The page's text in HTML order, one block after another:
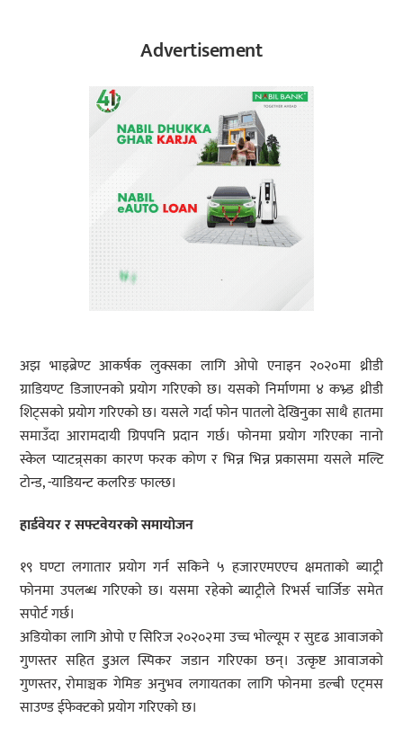
Advertisement
अझ भाइब्रेण्ट आकर्षक लुक्सका लागि ओपो एनाइन २०२०मा थ्रीडी
ग्राडियण्ट डिजाएनको प्रयोग गरिएको छ। यसको निर्माणमा ४ कभ्र्ड थ्रीडी
शिट्सको प्रयोग गरिएको छ। यसले गर्दा फोन पातलो देखिनुका साथै हातमा
समाउँदा आरामदायी ग्रिपपनि प्रदान गर्छ। फोनमा प्रयोग गरिएका नानो
स्केल प्याटन्र्सका कारण फरक कोण र भिन्न भिन्न प्रकासमा यसले मल्टि
टोन्ड, -याडियन्ट कलरिङ फाल्छ।
हार्डवेयर र सफ्टवेयरको समायोजन
१९ घण्टा लगातार प्रयोग गर्न सकिने ५ हजारएमएएच क्षमताको ब्याट्री
फोनमा उपलब्ध गरिएको छ। यसमा रहेको ब्याट्रीले रिभर्स चार्जिङ समेत
सपोर्ट गर्छ।
अडियोका लागि ओपो ए सिरिज २०२०२मा उच्च भोल्यूम र सुदृढ आवाजको
गुणस्तर सहित डुअल स्पिकर जडान गरिएका छन्। उत्कृष्ट आवाजको
गुणस्तर, रोमाञ्चक गेमिङ अनुभव लगायतका लागि फोनमा डल्बी एट्मस
साउण्ड ईफेक्टको प्रयोग गरिएको छ।